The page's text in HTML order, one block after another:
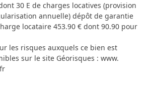
30 E de charges locatives (provision
annuelle) dépôt de garantie
locataire 453.90 € dont 90.90 pour
les risques auxquels ce bien est
sur le site Géorisques : www.